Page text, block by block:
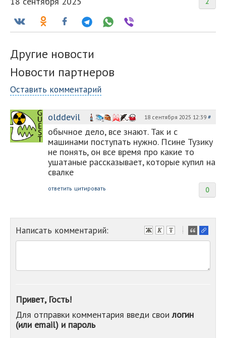
Другие новости
Новости партнеров
Оставить комментарий
olddevil 18 сентября 2025 12:39 #
обычное дело, все знают. Так и с
машинами поступать нужно. Псине Тузику
не понять, он все время про какие то
ушатаные рассказывает, которые купил на
свалке
0
ответить цитировать
Написать комментарий:
-
-
-
-
Привет, Гость!
Для отправки комментария введи своилогин
(или email) и пароль